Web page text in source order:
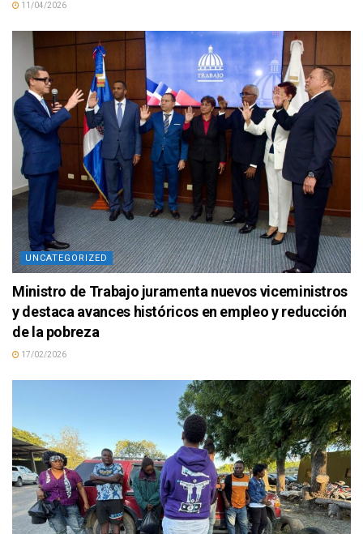
11/04/2026
UNCATEGORIZED
Ministro de Trabajo juramenta nuevos viceministros
y destaca avances históricos en empleo y reducción
de la pobreza
17/02/2026